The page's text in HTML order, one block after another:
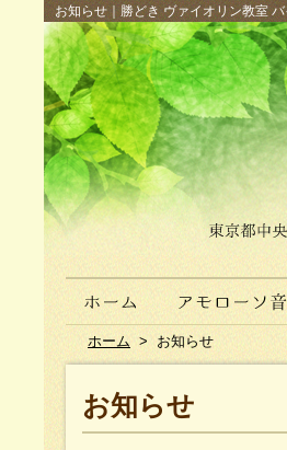
お知らせ｜勝どき ヴァイオリン教室
ホーム > お知らせ
お知らせ